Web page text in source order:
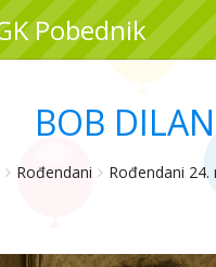
Pobednik
BOB DILAN
Rođendani Rođendani 24.